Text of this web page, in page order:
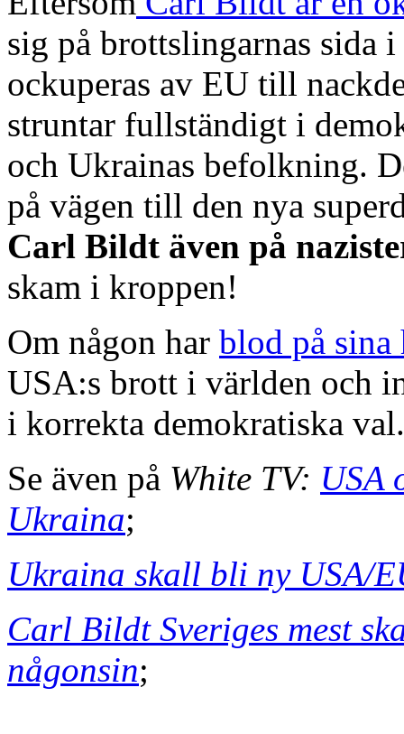
sig på brottslingarnas sida
ockuperas av EU till
struntar fullständigt i
och Ukrainas befolkning.
på vägen till den nya
Carl Bildt även på
skam i kroppen!
Om någon har blod på sina
USA:s brott i världen och
i korrekta demokratiska val.
Se även på White TV: USA
Ukraina;
Ukraina skall bli ny USA/
Carl Bildt Sveriges mest
någonsin;